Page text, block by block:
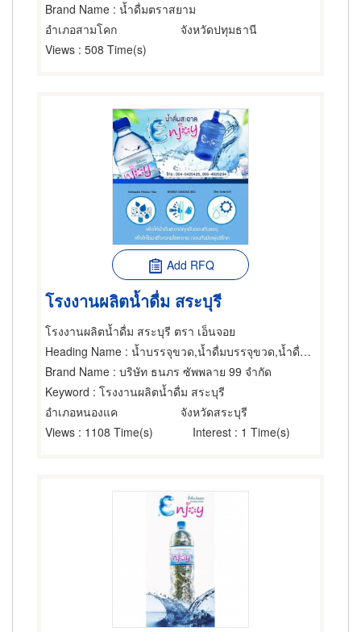
Brand Name : น้ำดื่มตราสยาม
อำเภอสามโคก
จังหวัดปทุมธานี
Views : 508 Time(s)
Add RFQ
โรงงานผลิตน้ำดื่ม สระบุรี
โรงงานผลิตน้ำดื่ม สระบุรี ตรา เอ็นจอย
Heading Name : น้ำบรรจุขวด,น้ำดื่มบรรจุขวด,น้ำดื่มบรรจุขวด
Brand Name : บริษัท ธนภร ซัพพลาย 99 จำกัด
Keyword : โรงงานผลิตน้ำดื่ม สระบุรี
อำเภอหนองแค
จังหวัดสระบุรี
Views : 1108 Time(s) Interest : 1 Time(s)